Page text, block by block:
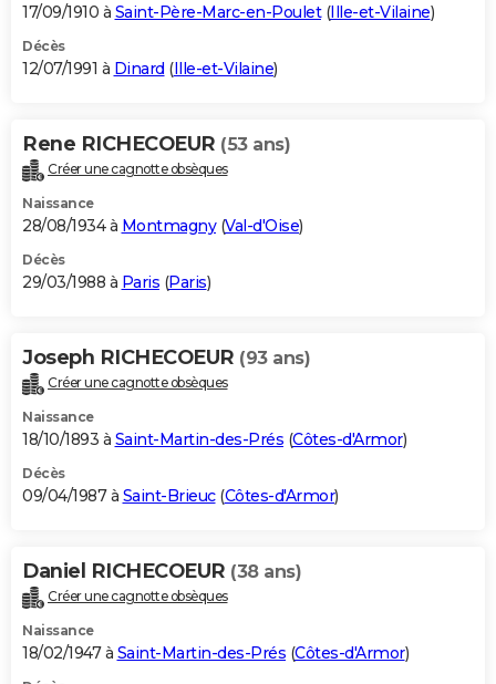
17/09/1910 à Saint-Père-Marc-en-Poulet(Ille-et-Vilaine)
Décès
12/07/1991 à Dinard (Ille-et-Vilaine)
Rene RICHECOEUR (53 ans)
Créer une cagnotte obsèques
Naissance
28/08/1934 à Montmagny(Val-d'Oise)
Décès
29/03/1988 à Paris (Paris)
Joseph RICHECOEUR (93 ans)
Créer une cagnotte obsèques
Naissance
18/10/1893 à Saint-Martin-des-Prés (Côtes-d'Armor)
Décès
09/04/1987 à Saint-Brieuc(Côtes-d'Armor)
Daniel RICHECOEUR (38 ans)
Créer une cagnotte obsèques
Naissance
18/02/1947 à Saint-Martin-des-Prés (Côtes-d'Armor)